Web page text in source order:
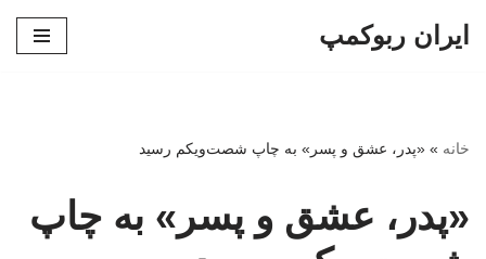
ایران ربوکمپ
خانه » «پدر، عشق و پسر» به چاپ شصت‌ویکم رسید
«پدر، عشق و پسر» به چاپ